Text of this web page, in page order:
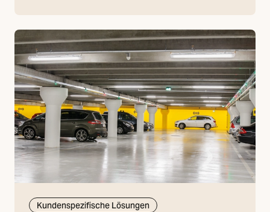
Kundenspezifische Lösungen